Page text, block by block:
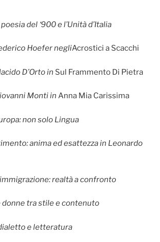
del ‘900 e l’Unità d’Italia
Hoefer negliAcrostici a Scacchi
D’Orto in Sul Frammento Di Pietra
Monti in Anna Mia Carissima
non solo Lingua
anima ed esattezza in Leonardo
realtà a confronto
donne tra stile e contenuto
e letteratura